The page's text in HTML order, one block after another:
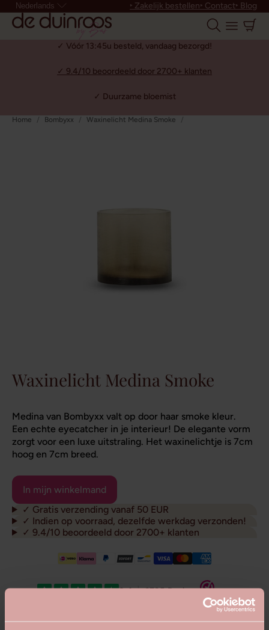
Nederlands ‣ Zakelijk bestellen‣ Contact‣ Blog
✓ Vóór 13:45u besteld, vandaag bezorgd!
✓ 9.4/10 beoordeeld door 2700+ klanten
✓ Duurzame bloemist
Home Bombyxx Waxinelicht Medina Smoke
Waxinelicht Medina Smoke
Medina van Bombyxx valt op door haar smoke kleur.
Een echte eyecatcher in je interieur! De elegante vorm
zorgt voor een luxe uitstraling. Het waxinelichtje is 7cm
hoog en 7cm breed.
✓ Gratis verzending vanaf 50 EUR
✓ Indien op voorraad, dezelfde werkdag verzonden!
✓ 9.4/10 beoordeeld door 2700+ klanten